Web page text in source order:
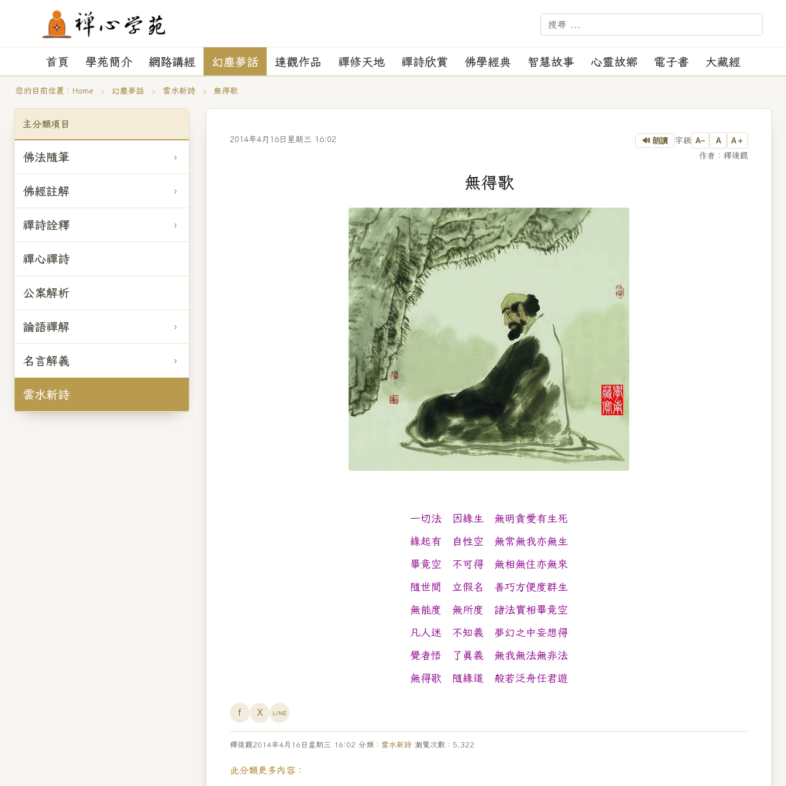
首頁 學苑簡介 網路講經 幻塵夢話 達觀作品 禪修天地 禪詩欣賞 佛學經典 智慧故事 心靈故鄉 電子書 大藏經
您的目前位置： Home › 幻塵夢話 › 雲水新詩 › 無得歌
主分類項目
佛法隨筆
佛經註解
禪詩詮釋
禪心禪詩
公案解析
論語禪解
名言解義
雲水新詩
2014年4月16日星期三 16:02 🔊 朗讀 字級 A− A A＋
作者：釋達觀
無得歌
一切法 因緣生 無明貪愛有生死
緣起有 自性空 無常無我亦無生
畢竟空 不可得 無相無住亦無來
隨世間 立假名 善巧方便度群生
無能度 無所度 諸法實相畢竟空
凡人迷 不知義 夢幻之中妄想得
覺者悟 了真義 無我無法無非法
無得歌 隨緣道 般若泛舟任君遊
f X LINE
釋達觀2014年4月16日星期三 16:02 分類： 雲水新詩 瀏覽次數： 5,322
此分類更多內容：